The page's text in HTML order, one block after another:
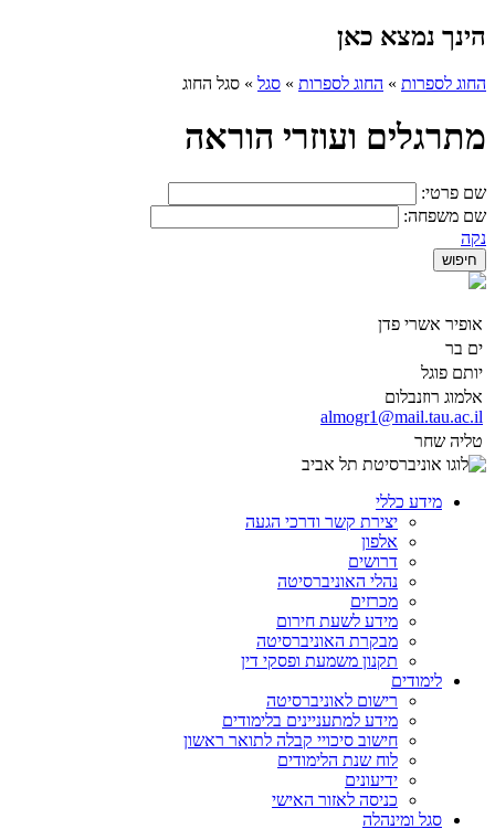
הינך נמצא כאן
החוג לספרות » החוג לספרות » סגל » סגל החוג
מתרגלים ועוזרי הוראה
שם פרטי:
שם משפחה:
נקה
אופיר אשרי פדן
ים בר
יותם פוגל
אלמוג רוזנבלום
almogr1@mail.tau.ac.il
טליה שחר
מידע כללי
יצירת קשר ודרכי הגעה
אלפון
דרושים
נהלי האוניברסיטה
מכרזים
מידע לשעת חירום
מבקרת האוניברסיטה
תקנון משמעת ופסקי דין
לימודים
רישום לאוניברסיטה
מידע למתעניינים בלימודים
חישוב סיכויי קבלה לתואר ראשון
לוח שנת הלימודים
ידיעונים
כניסה לאזור האישי
סגל ומינהלה